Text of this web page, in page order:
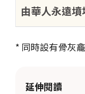
由華人永遠
* 同時設有骨灰龕
延伸閱讀